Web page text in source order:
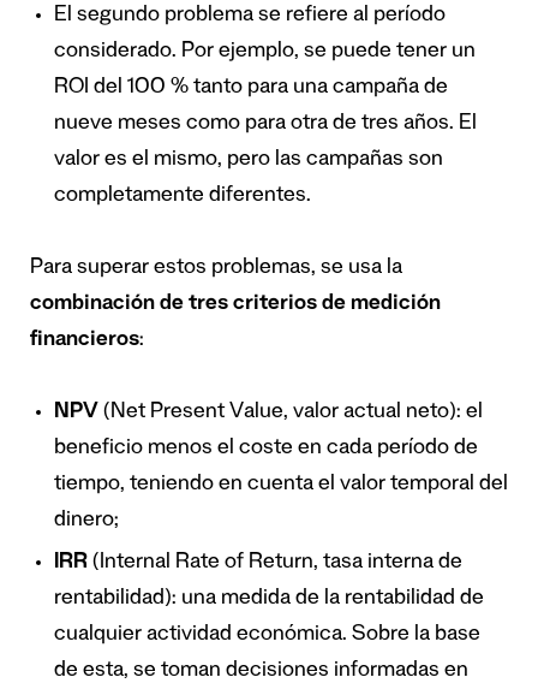
El segundo problema se refiere al período
considerado. Por ejemplo, se puede tener un
ROI del 100 % tanto para una campaña de
nueve meses como para otra de tres años. El
valor es el mismo, pero las campañas son
completamente diferentes.
Para superar estos problemas, se usa la
combinación de tres criterios de medición
financieros:
NPV (Net Present Value, valor actual neto): el
beneficio menos el coste en cada período de
tiempo, teniendo en cuenta el valor temporal del
dinero;
IRR (Internal Rate of Return, tasa interna de
rentabilidad): una medida de la rentabilidad de
cualquier actividad económica. Sobre la base
de esta, se toman decisiones informadas en